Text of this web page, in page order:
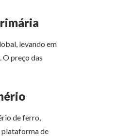
levando em
preço das
de ferro,
plataforma de